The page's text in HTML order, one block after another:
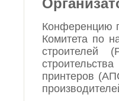
Конференцию
Комитета по
строителей
принтеров